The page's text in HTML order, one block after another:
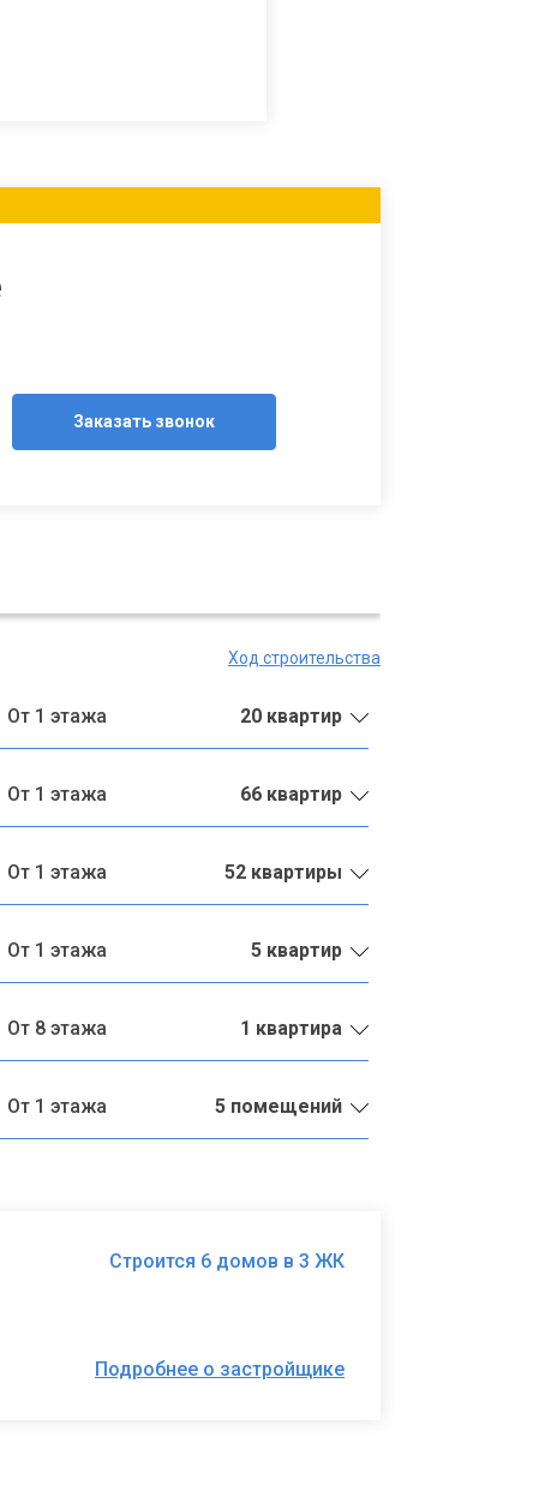
Заказать звонок
Ход строительства
От 1 этажа 20 квартир
От 1 этажа 66 квартир
От 1 этажа 52 квартиры
От 1 этажа 5 квартир
От 8 этажа 1 квартира
От 1 этажа 5 помещений
Строится 6 домов в 3 ЖК
Подробнее о застройщике